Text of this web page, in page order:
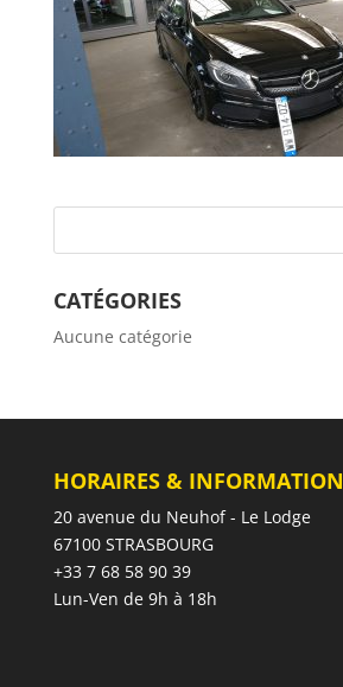
CATÉGORIES
Aucune catégorie
HORAIRES & INFORMATION
20 avenue du Neuhof - Le Lodge
67100 STRASBOURG
+33 7 68 58 90 39
Lun-Ven de 9h à 18h